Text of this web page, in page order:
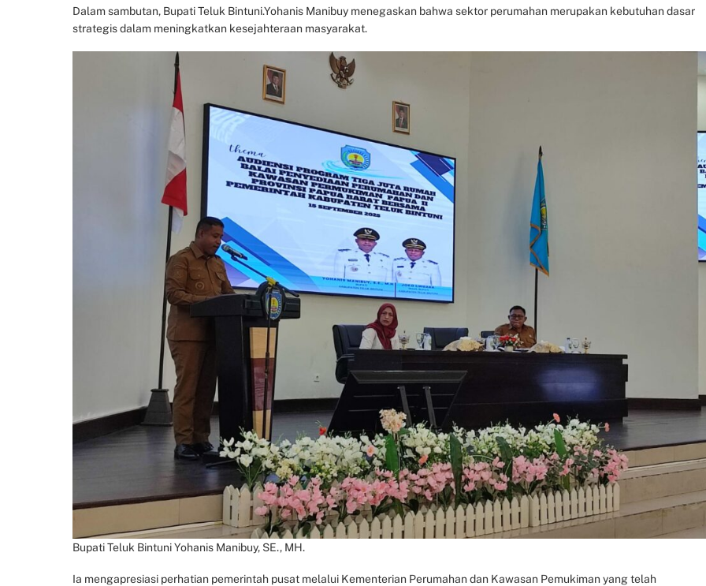
Dalam sambutan, Bupati Teluk Bintuni.Yohanis Manibuy menegaskan bahwa sektor perumahan merupakan kebutuhan dasar
strategis dalam meningkatkan kesejahteraan masyarakat.
Bupati Teluk Bintuni Yohanis Manibuy, SE., MH.
Ia mengapresiasi perhatian pemerintah pusat melalui Kementerian Perumahan dan Kawasan Pemukiman yang telah